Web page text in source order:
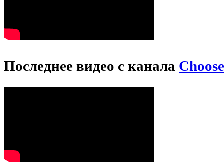
Последнее видео с канала